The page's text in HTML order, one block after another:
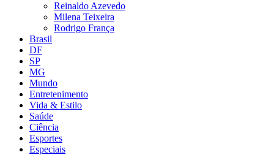
Reinaldo Azevedo
Milena Teixeira
Rodrigo França
Brasil
DF
SP
MG
Mundo
Entretenimento
Vida & Estilo
Saúde
Ciência
Esportes
Especiais